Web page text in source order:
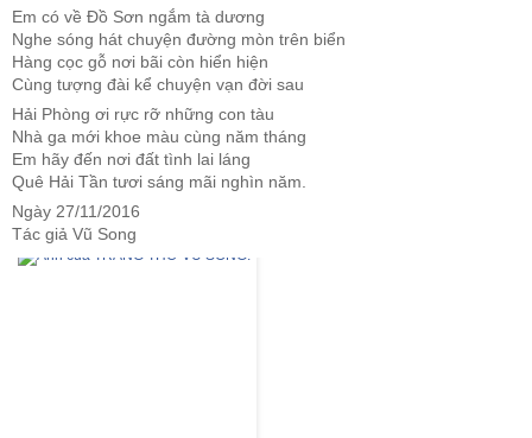
Em có về Đồ Sơn ngắm tà dương
Nghe sóng hát chuyện đường mòn trên biển
Hàng cọc gỗ nơi bãi còn hiển hiện
Cùng tượng đài kể chuyện vạn đời sau
Hải Phòng ơi rực rỡ những con tàu
Nhà ga mới khoe màu cùng năm tháng
Em hãy đến nơi đất tình lai láng
Quê Hải Tần tươi sáng mãi nghìn năm.
Ngày 27/11/2016
Tác giả Vũ Song